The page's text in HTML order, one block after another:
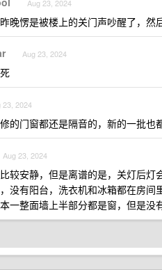
Aug 23, 2024
晚愣是被楼上的关门声吵醒了，然
Aug 23, 2024
23, 2024
的门窗都还是隔音的，新的一批也
Aug 23, 2024
较安静，但是离谱的是，关灯后灯
没有阳台，洗衣机和冰箱都在房间
一整面墙上半部分都是窗，但是没